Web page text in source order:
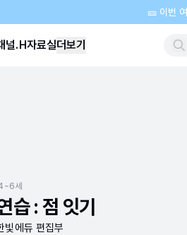
🎫 이번
널.H자료실더보기
세
습 : 점 잇기
빛에듀 편집부